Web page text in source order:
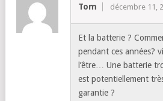
Tom décembre 11,
Et la batterie ?
pendant ces années?
l’être… Une batterie
est potentiellement
garantie ?